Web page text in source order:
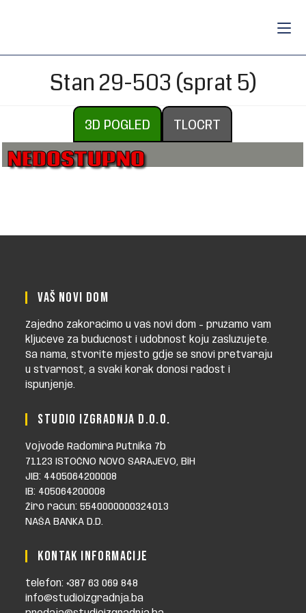
Stan 29-503 (sprat 5)
3D POGLED TLOCRT
NEDOSTUPNO
VAŠ NOVI DOM
Zajedno zakoračimo u vaš novi dom - pružamo vam
ključeve za budućnost i udobnost koju zaslužujete.
Sa nama, stvorite mjesto gdje se snovi pretvaraju
u stvarnost, a svaki korak donosi radost i
ispunjenje.
STUDIO IZGRADNJA D.O.O.
Vojvode Radomira Putnika 7b
71123 ISTOČNO NOVO SARAJEVO, BiH
JIB: 4405064200008
IB: 405064200008
Žiro račun: 5540000000324013
NAŠA BANKA D.D.
KONTAK INFORMACIJE
telefon: +387 63 069 848
info@studioizgradnja.ba